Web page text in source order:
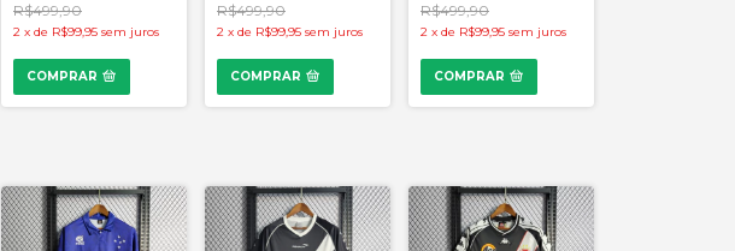
R$499,90
2 x de R$99,95 sem juros
COMPRAR
R$499,90
2 x de R$99,95 sem juros
COMPRAR
R$499,90
2 x de R$99,95 sem juros
COMPRAR